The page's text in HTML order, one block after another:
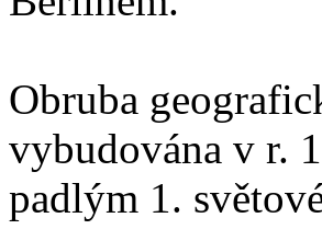
Obruba
vybudována v r.
padlým 1.